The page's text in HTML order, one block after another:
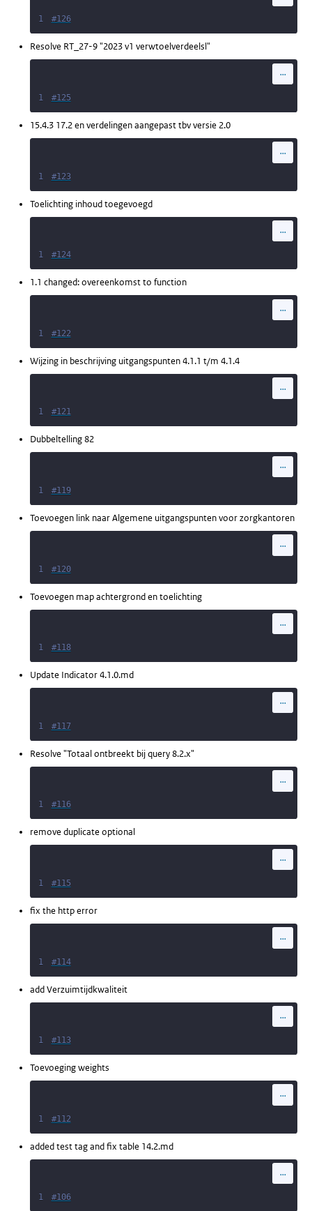
1 #126
Resolve RT_27-9 "2023 v1 verwtoelverdeelsl"
...
1 #125
15.4.3 17.2 en verdelingen aangepast tbv versie 2.0
...
1 #123
Toelichting inhoud toegevoegd
...
1 #124
1.1 changed: overeenkomst to function
...
1 #122
Wijzing in beschrijving uitgangspunten 4.1.1 t/m 4.1.4
...
1 #121
Dubbeltelling 82
...
1 #119
Toevoegen link naar Algemene uitgangspunten voor zorgkantoren
...
1 #120
Toevoegen map achtergrond en toelichting
...
1 #118
Update Indicator 4.1.0.md
...
1 #117
Resolve "Totaal ontbreekt bij query 8.2.x"
...
1 #116
remove duplicate optional
...
1 #115
fix the http error
...
1 #114
add Verzuimtijdkwaliteit
...
1 #113
Toevoeging weights
...
1 #112
added test tag and fix table 14.2.md
...
1 #106